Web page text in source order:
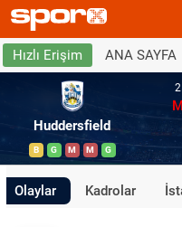
Hızlı Erişim ANA SAYFA
Huddersfield
B G M M G
Olaylar Kadrolar